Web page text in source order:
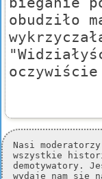
obudziło
oczywiście
Nasi
wszystkie
demotywatory.
wydaje nam się